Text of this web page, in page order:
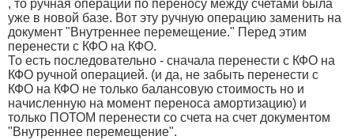
, то ручная операции по переносу между счетами была
уже в новой базе. Вот эту ручную операцию заменить на
документ "Внутреннее перемещение." Перед этим
перенести с КФО на КФО.
То есть последовательно - сначала перенести с КФО на
КФО ручной операцией. (и да, не забыть перенести с
КФО на КФО не только балансовую стоимость но и
начисленную на момент переноса амортизацию) и
только ПОТОМ перенести со счета на счет документом
"Внутреннее перемещение".